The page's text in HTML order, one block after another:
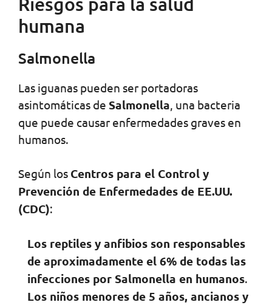
humana
Salmonella
Las iguanas pueden ser portadoras
asintomáticas de Salmonella, una bacteria
que puede causar enfermedades graves en
humanos.
Según los Centros para el Control y
Prevención de Enfermedades de EE.UU.
(CDC):
Los reptiles y anfibios son responsables
de aproximadamente el 6% de todas las
infecciones por Salmonella en humanos.
Los niños menores de 5 años, ancianos y